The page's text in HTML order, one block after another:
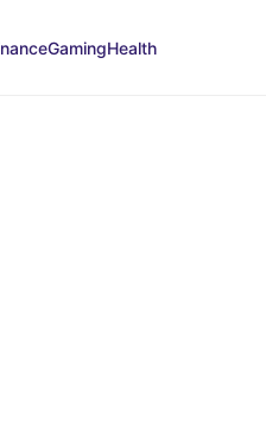
GamingHealth